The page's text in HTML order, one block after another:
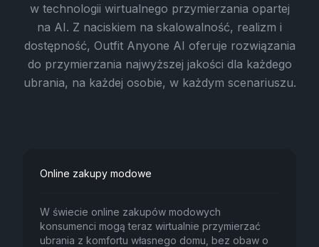
w technologii wirtualnego przymierzania opartej
na AI. Z naciskiem na skalowalność, realizm i
dostępność, Outfit Anyone AI oferuje rozwiązania
do przymierzania najwyższej jakości dla każdego
ubrania, na każdej osobie, w każdym scenariuszu.
Online zakupy modowe
W świecie online zakupów modowych
konsumenci mogą teraz wirtualnie przymierzać
ubrania z komfortu własnego domu, bez obaw o